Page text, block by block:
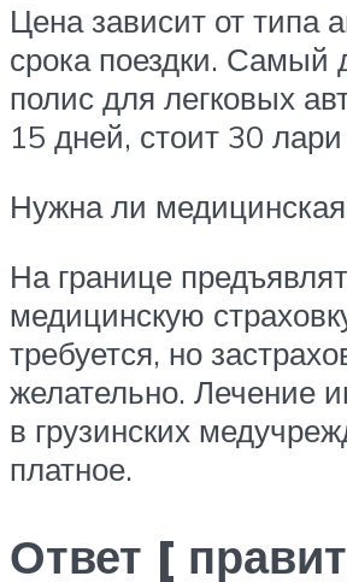
Цена зависит от типа
срока поездки.
полис для легковых
15 дней, стоит 30
Нужна ли медицинская
На границе
медицинскую
требуется, но
желательно. Лечение
в грузинских
платное.
Ответ [